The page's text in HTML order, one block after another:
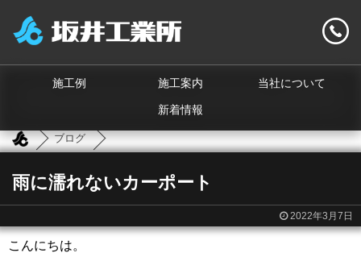
施工例 施工案内 当社について
新着情報
ブログ
雨に濡れないカーポート
2022年3月7日
こんにちは。